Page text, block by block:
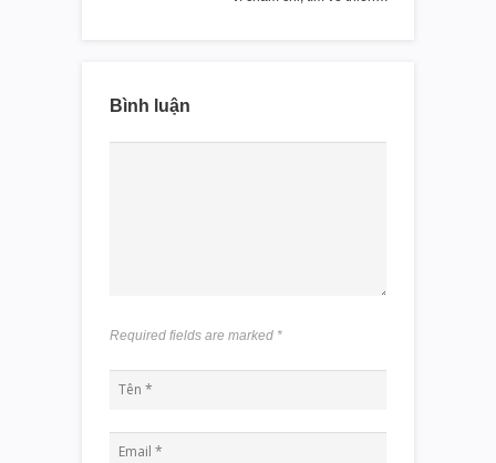
Bình luận
Required fields are marked *